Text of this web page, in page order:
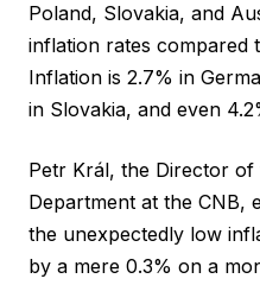
Poland, Slovakia, and
inflation rates compared
Inflation is 2.7% in
in Slovakia, and even
Petr Král, the Director
Department at the CNB,
the unexpectedly low
by a mere 0.3% on a